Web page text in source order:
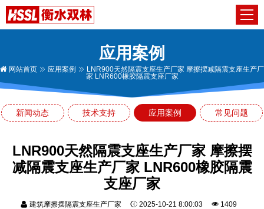
应用案例
网站首页 应用案例
LNR900天然隔震支座生产厂家 摩擦摆减隔震支座生产厂
家 LNR600橡胶隔震支座厂家
新闻动态 技术支持 应用案例 常见问题
LNR900天然隔震支座生产厂家 摩擦摆
减隔震支座生产厂家 LNR600橡胶隔震
支座厂家
建筑摩擦摆隔震支座生产厂家 2025-10-21 8:00:03 1409